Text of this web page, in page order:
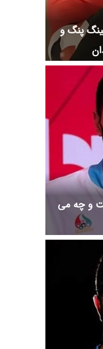
پنگ و
و چه می